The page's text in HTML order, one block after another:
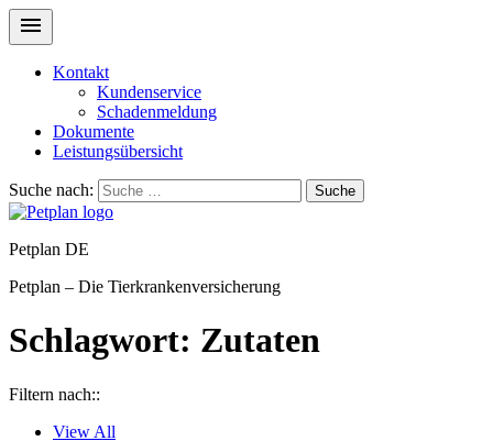
Kontakt
Kundenservice
Schadenmeldung
Dokumente
Leistungsübersicht
Suche nach: Suche
Petplan DE
Petplan – Die Tierkrankenversicherung
Schlagwort: Zutaten
Filtern nach::
View All